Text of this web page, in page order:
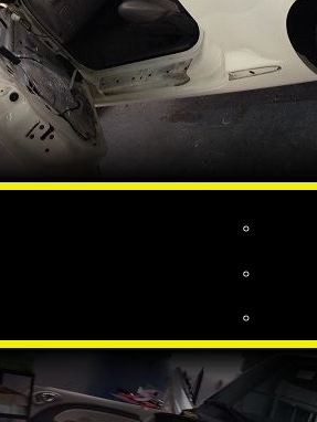
。
。
。